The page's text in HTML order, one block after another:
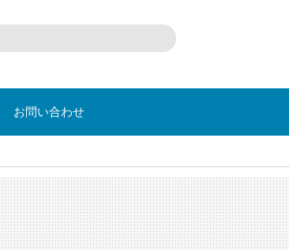
お問い合わせ